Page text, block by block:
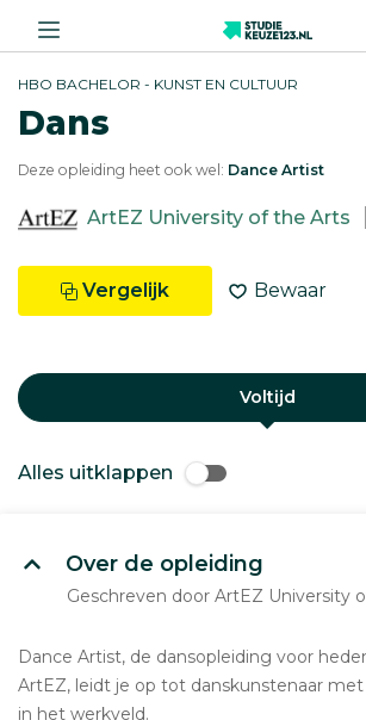
HBO BACHELOR - KUNST EN CULTUUR
Dans
Deze opleiding heet ook wel: Dance Artist
ArtEZ University of the Arts
Vergelijk Bewaar
Voltijd
Alles uitklappen
Over de opleiding
Geschreven door ArtEZ University
Dance Artist, de dansopleiding voor
ArtEZ, leidt je op tot danskunstenaar
in het werkveld.